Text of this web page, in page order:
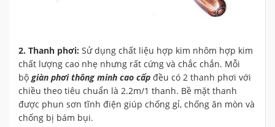
2. Thanh phơi: Sử dụng chất liệu hợp kim nhôm hợp kim
chất lượng cao nhẹ nhưng rất cứng và chắc chắn. Mỗi
bộ giàn phơi thông minh cao cấp đều có 2 thanh phơi với
chiều theo tiêu chuẩn là 2.2m/1 thanh. Bề mặt thanh
được phun sơn tĩnh điện giúp chống gỉ, chống ăn mòn và
chống bị bám bụi.